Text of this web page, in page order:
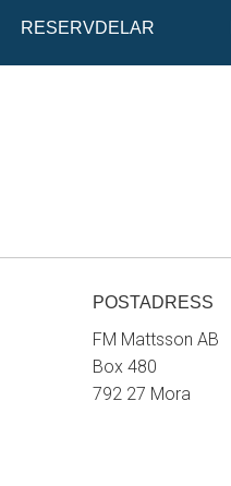
RESERVDELAR
POSTADRESS
FM Mattsson AB
Box 480
792 27 Mora